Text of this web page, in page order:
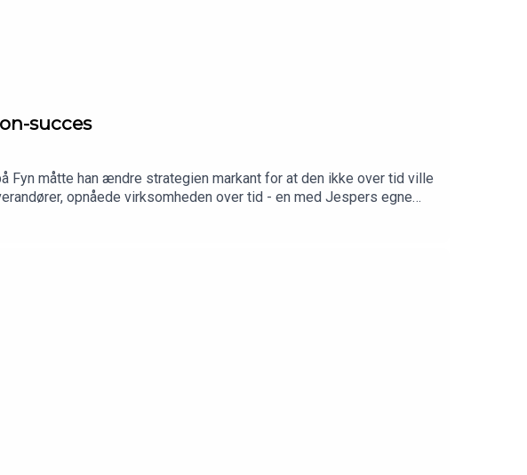
succes
måtte han ændre strategien markant for at den ikke over tid ville
opnåede virksomheden over tid - en med Jespers egne
for at starte fra bunden med sin hustru makeup-brandet
Buch. Det her er Jesper K. Hansens iværksætterhistorie.